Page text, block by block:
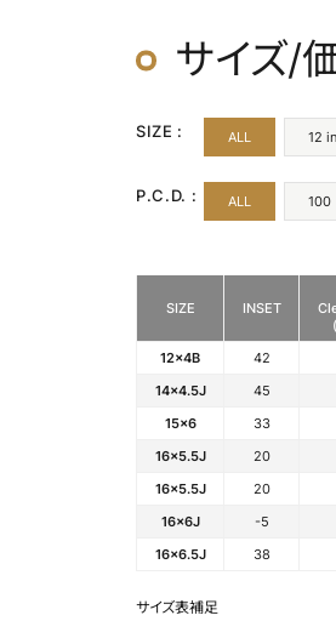
サイズ/
SIZE : ALL 12
P.C.D. : ALL 100
SIZE INSET
12x4B 42
14x4.5J
45
15x6
33
16x5.5J
20
16x5.5J
20
16x6J
-5
16x6.5J
38
サイズ表補足